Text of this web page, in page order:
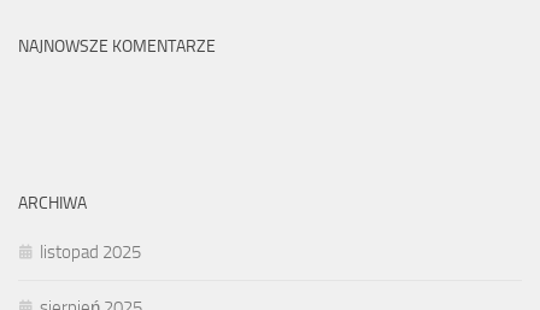
NAJNOWSZE KOMENTARZE
ARCHIWA
listopad 2025